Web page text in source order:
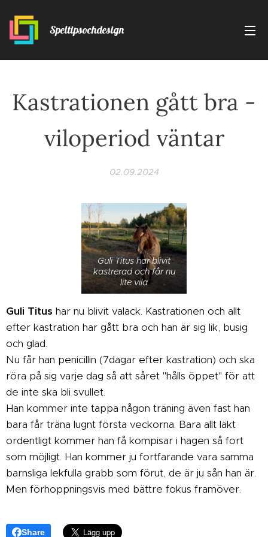
Speltipsochdesign
Kastrationen gått bra -
viloperiod väntar
02.09.2024
Guli Titus har blivit
kastrerad och får nu
lite vila
Guli Titus har nu blivit valack. Kastrationen och allt
efter kastration har gått bra och han är sig lik, busig
och glad.
Nu får han penicillin (7dagar efter kastration) och ska
röra på sig varje dag så att såret "hålls öppet" för att
de inte ska bli svullet.
Han kommer inte tappa någon träning även fast han
bara får träna lugnt första veckorna. Bara allt läkt
ordentligt kommer han få kompisar i hagen så fort
som möjligt. Han kommer ju fortfarande vara samma
barnsliga lekfulla grabb som förut, de är ju sån han är.
Men förhoppningsvis med bättre fokus framöver.
Share